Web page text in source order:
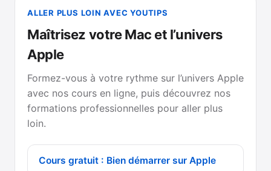
ALLER PLUS LOIN AVEC YOUTIPS
Maîtrisez votre Mac et l’univers
Apple
Formez-vous à votre rythme sur l’univers Apple
avec nos cours en ligne, puis découvrez nos
formations professionnelles pour aller plus
loin.
Cours gratuit : Bien démarrer sur Apple